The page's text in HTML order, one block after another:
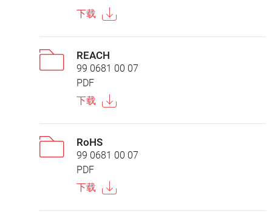
下载
REACH
99 0681 00 07
PDF
下载
RoHS
99 0681 00 07
PDF
下载